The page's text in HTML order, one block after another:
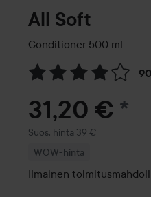
All Soft
Conditioner 500 ml
Siirtyä jhk Arvosana &
31,20 € *
Suos. hinta 39 €
Suositeltu hinta 39 €
WOW-hinta
Ilmainen